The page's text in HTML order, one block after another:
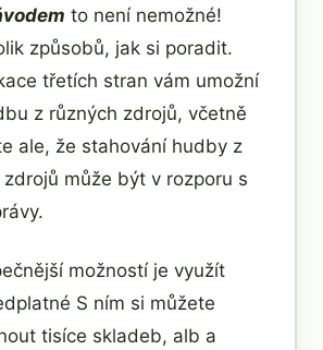
to není nemožné!
způsobů, jak si poradit.
třetích stran vám umožní
z různých zdrojů, včetně
ale, že stahování hudby z
může být v rozporu s
možností je využít
S ním si můžete
tisíce skladeb, alb a